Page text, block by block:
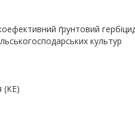
ґрунтовий
культур
(КЕ)